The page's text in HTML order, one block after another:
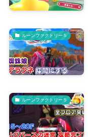
ルーンファクトリー５
ルーンファクトリー５